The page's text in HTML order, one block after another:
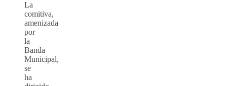
La
comitiva,
amenizada
por
la
Banda
Municipal,
se
ha